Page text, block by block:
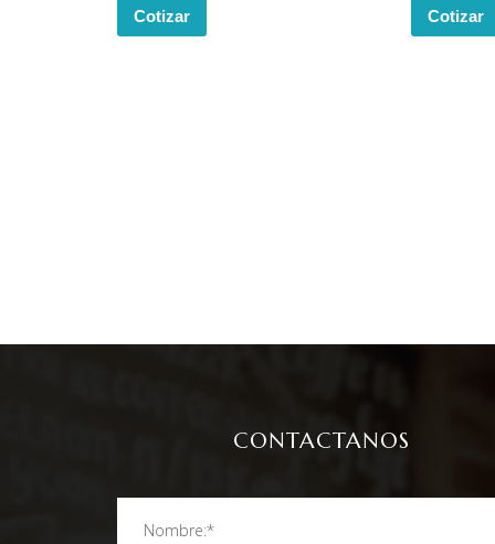
Cotizar Cotizar
CONTACTANOS